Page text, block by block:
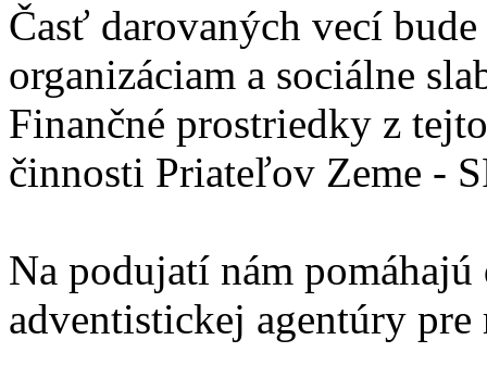
Časť darovaných vecí
organizáciam a sociálne
Finančné prostriedky z
činnosti Priateľov Zeme -
Na podujatí nám
adventistickej agentúry